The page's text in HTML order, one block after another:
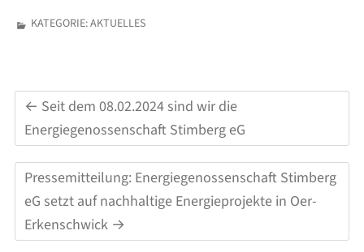
KATEGORIE:AKTUELLES
← Seit dem 08.02.2024 sind wir die
Energiegenossenschaft Stimberg eG
Pressemitteilung: Energiegenossenschaft Stimberg
eG setzt auf nachhaltige Energieprojekte in Oer-
Erkenschwick →